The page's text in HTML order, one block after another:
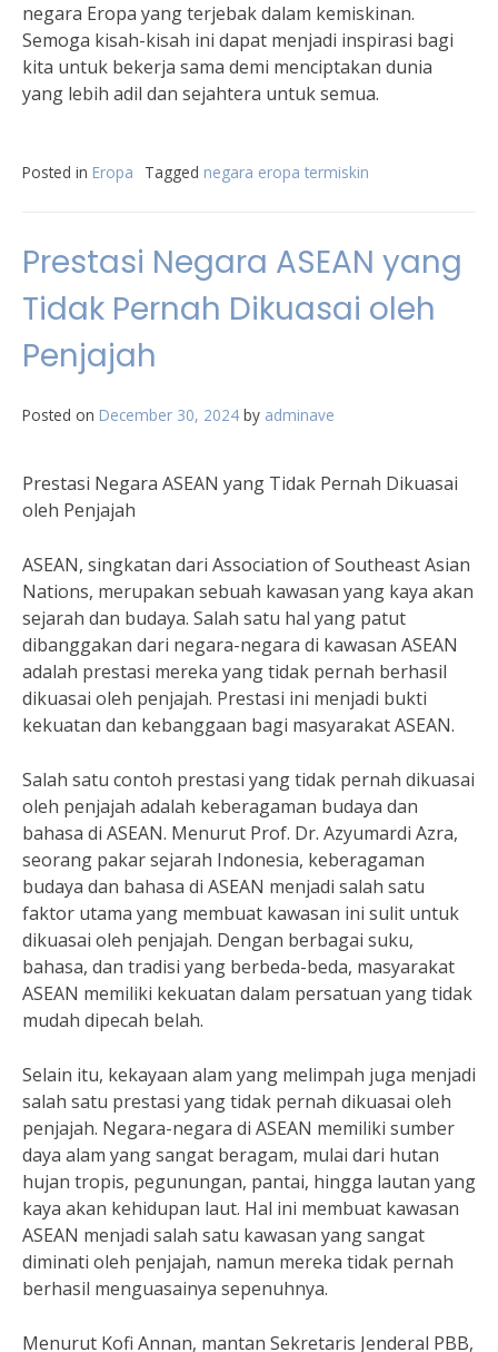
negara Eropa yang terjebak dalam kemiskinan.
Semoga kisah-kisah ini dapat menjadi inspirasi bagi
kita untuk bekerja sama demi menciptakan dunia
yang lebih adil dan sejahtera untuk semua.
Posted in Eropa Tagged negara eropa termiskin
Prestasi Negara ASEAN yang
Tidak Pernah Dikuasai oleh
Penjajah
Posted on December 30, 2024 by adminave
Prestasi Negara ASEAN yang Tidak Pernah Dikuasai
oleh Penjajah
ASEAN, singkatan dari Association of Southeast Asian
Nations, merupakan sebuah kawasan yang kaya akan
sejarah dan budaya. Salah satu hal yang patut
dibanggakan dari negara-negara di kawasan ASEAN
adalah prestasi mereka yang tidak pernah berhasil
dikuasai oleh penjajah. Prestasi ini menjadi bukti
kekuatan dan kebanggaan bagi masyarakat ASEAN.
Salah satu contoh prestasi yang tidak pernah dikuasai
oleh penjajah adalah keberagaman budaya dan
bahasa di ASEAN. Menurut Prof. Dr. Azyumardi Azra,
seorang pakar sejarah Indonesia, keberagaman
budaya dan bahasa di ASEAN menjadi salah satu
faktor utama yang membuat kawasan ini sulit untuk
dikuasai oleh penjajah. Dengan berbagai suku,
bahasa, dan tradisi yang berbeda-beda, masyarakat
ASEAN memiliki kekuatan dalam persatuan yang tidak
mudah dipecah belah.
Selain itu, kekayaan alam yang melimpah juga menjadi
salah satu prestasi yang tidak pernah dikuasai oleh
penjajah. Negara-negara di ASEAN memiliki sumber
daya alam yang sangat beragam, mulai dari hutan
hujan tropis, pegunungan, pantai, hingga lautan yang
kaya akan kehidupan laut. Hal ini membuat kawasan
ASEAN menjadi salah satu kawasan yang sangat
diminati oleh penjajah, namun mereka tidak pernah
berhasil menguasainya sepenuhnya.
Menurut Kofi Annan, mantan Sekretaris Jenderal PBB,